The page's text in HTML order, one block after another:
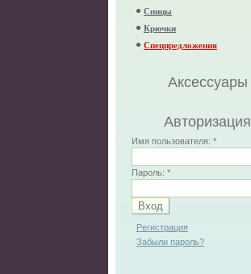
Спицы
Крючки
Спецпредложения
Аксессуары
Авторизация
Имя пользователя:*
Пароль:*
Регистрация
Забыли пароль?